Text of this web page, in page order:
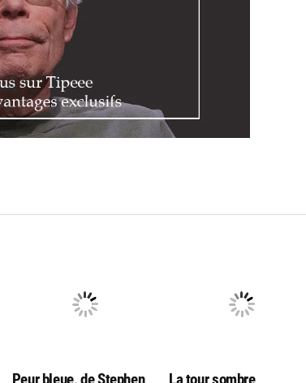
Peur bleue, de Stephen
La tour sombre